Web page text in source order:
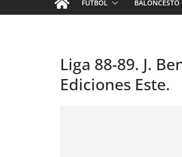
FÚTBOL BALONCESTO
Liga 88-89. J.
Ediciones Este.